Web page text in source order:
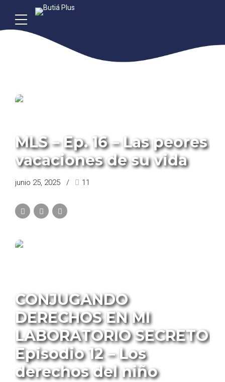
MLS – Ep. 16 – Las peores
vacaciones de su vida
junio 25, 2025 11
CONJUGANDO
DERECHOS EN MI
LABORATORIO SECRETO
Episodio 12 – Los
derechos del niño